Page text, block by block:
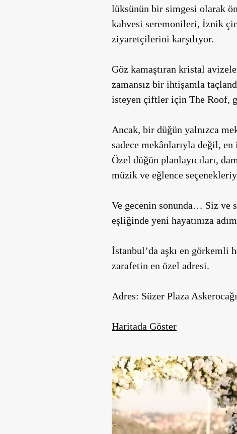
lüksünün bir simgesi olarak
kahvesi seremonileri, İznik
ziyaretçilerini karşılıyor.
Göz kamaştıran kristal
zamansız bir ihtişamla
isteyen çiftler için The Roof,
Ancak, bir düğün yalnızca
sadece mekânlarıyla değil, en
Özel düğün planlayıcıları,
müzik ve eğlence
Ve gecenin sonunda… Siz ve
eşliğinde yeni hayatınıza
İstanbul’da aşkı en
zarafetin en özel adresi.
Adres: Süzer Plaza
Haritada Göster